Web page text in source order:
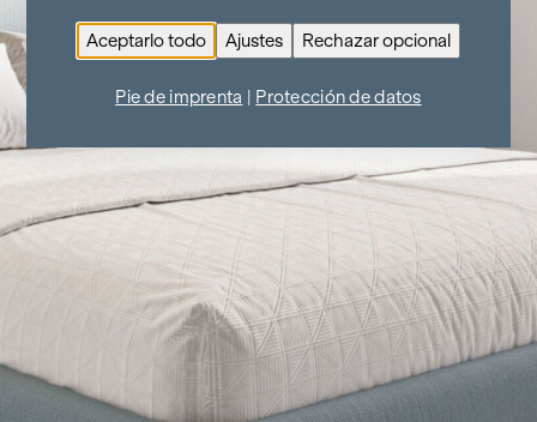
Aceptarlo todo Ajustes Rechazar opcional
Pie de imprenta Protección de datos